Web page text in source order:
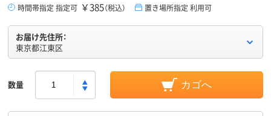
時間帯指定 指定可 ￥385（税込） 置き場所指定 利用可
お届け先住所：
東京都江東区
数量 カゴへ